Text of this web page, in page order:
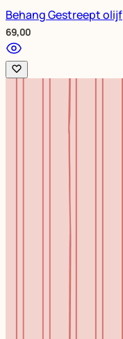
Behang Gestreept olijf
69,00